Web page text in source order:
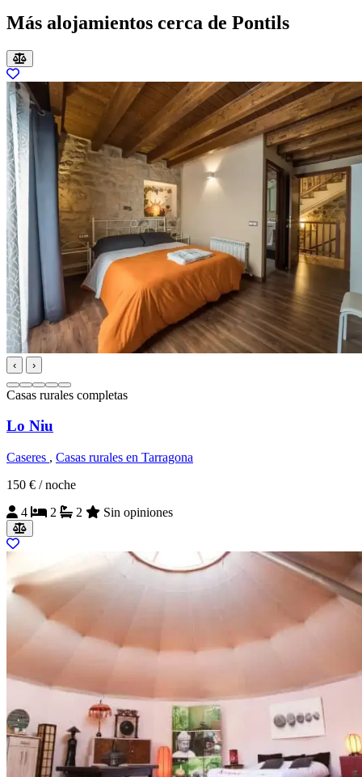
Más alojamientos cerca de Pontils
‹ ›
Casas rurales completas
Lo Niu
Caseres , Casas rurales en Tarragona
150 € / noche
4
2 2 Sin opiniones